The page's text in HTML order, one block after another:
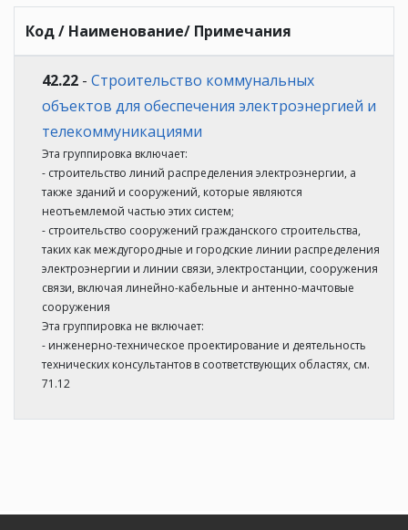
Код / Наименование/ Примечания
42.22 - Строительство коммунальных
объектов для обеспечения электроэнергией и
телекоммуникациями
Эта группировка включает:
- строительство линий распределения электроэнергии, а
также зданий и сооружений, которые являются
неотъемлемой частью этих систем;
- строительство сооружений гражданского строительства,
таких как междугородные и городские линии распределения
электроэнергии и линии связи, электростанции, сооружения
связи, включая линейно-кабельные и антенно-мачтовые
сооружения
Эта группировка не включает:
- инженерно-техническое проектирование и деятельность
технических консультантов в соответствующих областях, см.
71.12